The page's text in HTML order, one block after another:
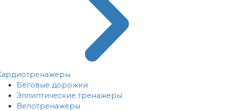
Беговые дорожки
Эллиптические тренажеры
Велотренажеры